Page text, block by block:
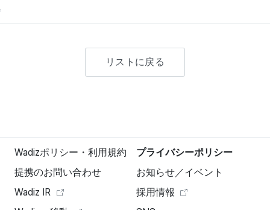
リストに戻る
Wadizポリシー・利用規約
プライバシーポリシー
提携のお問い合わせ
お知らせ／イベント
Wadiz IR
採用情報